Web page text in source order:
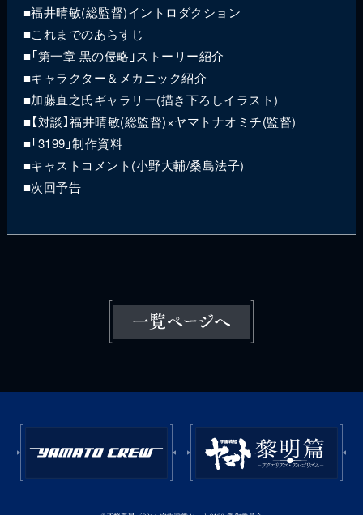
■福井晴敏(総監督)イントロダクション
■これまでのあらすじ
■「第一章 黒の侵略」ストーリー紹介
■キャラクター＆メカニック紹介
■加藤直之氏ギャラリー(描き下ろしイラスト)
■【対談】福井晴敏(総監督)×ヤマトナオミチ(監督)
■「3199」制作資料
■キャストコメント(小野大輔/桑島法子)
■次回予告